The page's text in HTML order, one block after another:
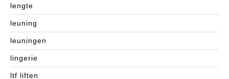
lengte
leuning
leuningen
lingerie
ltf liften